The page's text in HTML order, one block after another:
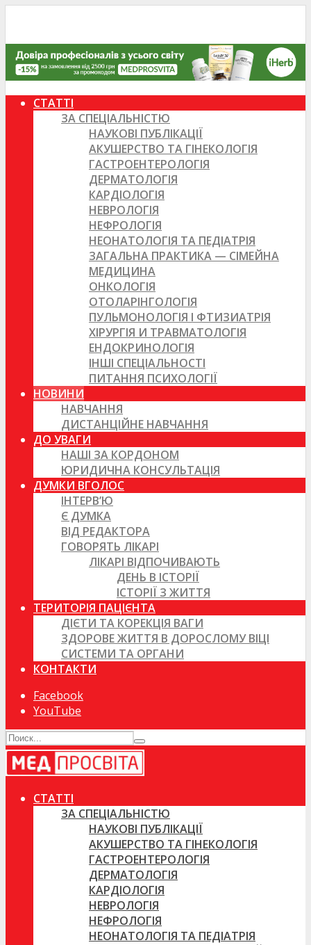
СТАТТІ
ЗА СПЕЦІАЛЬНІСТЮ
НАУКОВІ ПУБЛІКАЦІЇ
АКУШЕРСТВО ТА ГІНЕКОЛОГІЯ
ГАСТРОЕНТЕРОЛОГІЯ
ДЕРМАТОЛОГІЯ
КАРДІОЛОГІЯ
НЕВРОЛОГІЯ
НЕФРОЛОГІЯ
НЕОНАТОЛОГІЯ ТА ПЕДІАТРІЯ
ЗАГАЛЬНА ПРАКТИКА — СІМЕЙНА
МЕДИЦИНА
ОНКОЛОГІЯ
ОТОЛАРІНГОЛОГІЯ
ПУЛЬМОНОЛОГІЯ І ФТИЗИАТРІЯ
ХІРУРГІЯ И ТРАВМАТОЛОГІЯ
ЕНДОКРИНОЛОГІЯ
ІНШІ СПЕЦІАЛЬНОСТІ
ПИТАННЯ ПСИХОЛОГІЇ
НОВИНИ
НАВЧАННЯ
ДИСТАНЦІЙНЕ НАВЧАННЯ
ДО УВАГИ
НАШІ ЗА КОРДОНОМ
ЮРИДИЧНА КОНСУЛЬТАЦІЯ
ДУМКИ ВГОЛОС
ІНТЕРВ’Ю
Є ДУМКА
ВІД РЕДАКТОРА
ГОВОРЯТЬ ЛІКАРІ
ЛІКАРІ ВІДПОЧИВАЮТЬ
ДЕНЬ В ІСТОРІЇ
ІСТОРІЇ З ЖИТТЯ
ТЕРИТОРІЯ ПАЦІЄНТА
ДІЄТИ ТА КОРЕКЦІЯ ВАГИ
ЗДОРОВЕ ЖИТТЯ В ДОРОСЛОМУ ВІЦІ
СИСТЕМИ ТА ОРГАНИ
КОНТАКТИ
Facebook
YouTube
СТАТТІ
ЗА СПЕЦІАЛЬНІСТЮ
НАУКОВІ ПУБЛІКАЦІЇ
АКУШЕРСТВО ТА ГІНЕКОЛОГІЯ
ГАСТРОЕНТЕРОЛОГІЯ
ДЕРМАТОЛОГІЯ
КАРДІОЛОГІЯ
НЕВРОЛОГІЯ
НЕФРОЛОГІЯ
НЕОНАТОЛОГІЯ ТА ПЕДІАТРІЯ